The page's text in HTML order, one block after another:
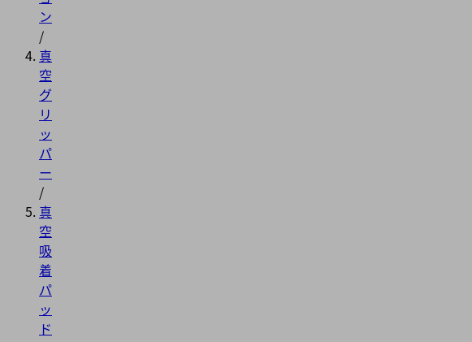
ン
/
真
空
グ
リ
ッ
パ
ー
/
真
空
吸
着
パ
ッ
ド